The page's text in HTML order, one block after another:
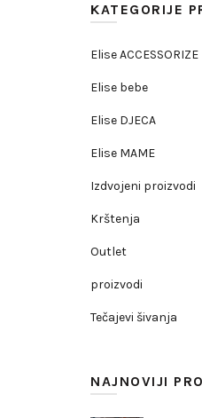
KATEGORIJE
Elise ACCESSORIZE
Elise bebe
Elise DJECA
Elise MAME
Izdvojeni proizvodi
Krštenja
Outlet
proizvodi
Tečajevi šivanja
NAJNOVIJI